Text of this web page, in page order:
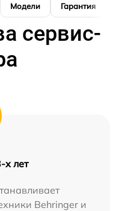
Модели Гарантия
сервис-
х лет
Behringer и